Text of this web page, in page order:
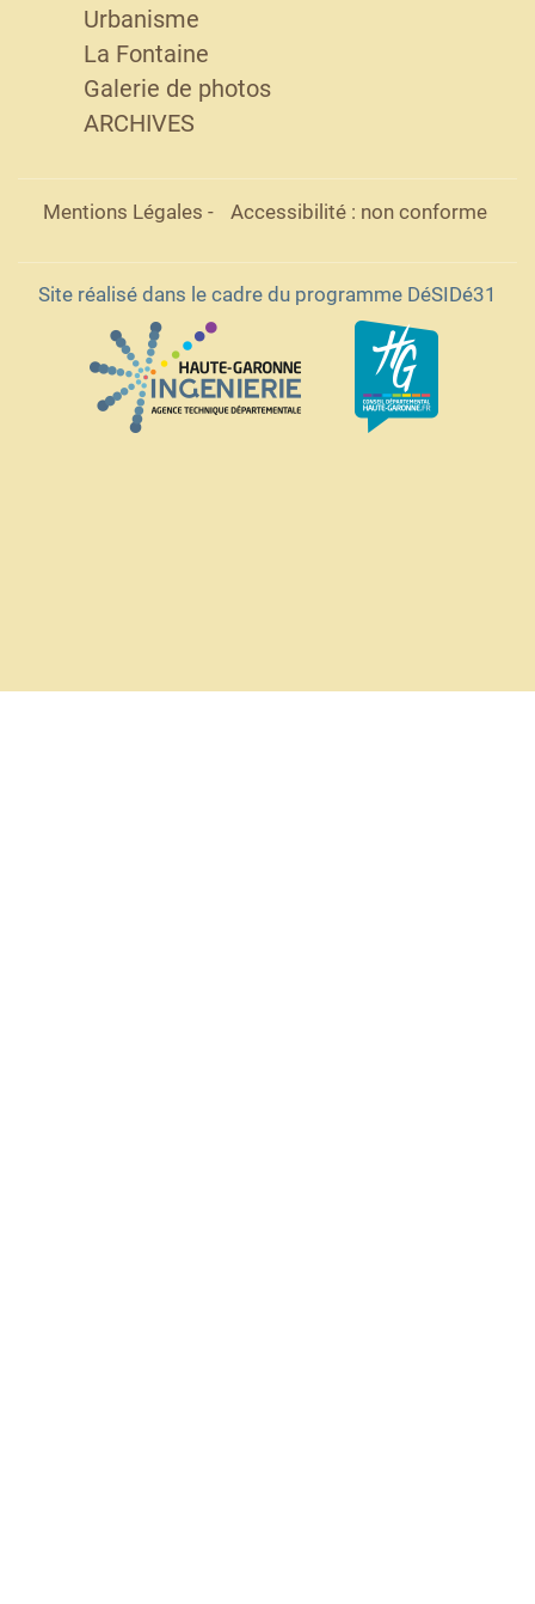
Urbanisme
La Fontaine
Galerie de photos
ARCHIVES
Mentions Légales - Accessibilité : non conforme
Site réalisé dans le cadre du programme DéSIDé31